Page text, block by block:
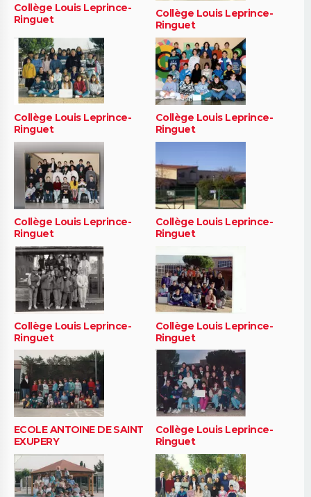
Collège Louis Leprince-
Ringuet
Collège Louis Leprince-
Ringuet
Collège Louis Leprince-
Ringuet
Collège Louis Leprince-
Ringuet
Collège Louis Leprince-
Ringuet
Collège Louis Leprince-
Ringuet
Collège Louis Leprince-
Ringuet
Collège Louis Leprince-
Ringuet
ECOLE ANTOINE DE SAINT
EXUPERY
Collège Louis Leprince-
Ringuet